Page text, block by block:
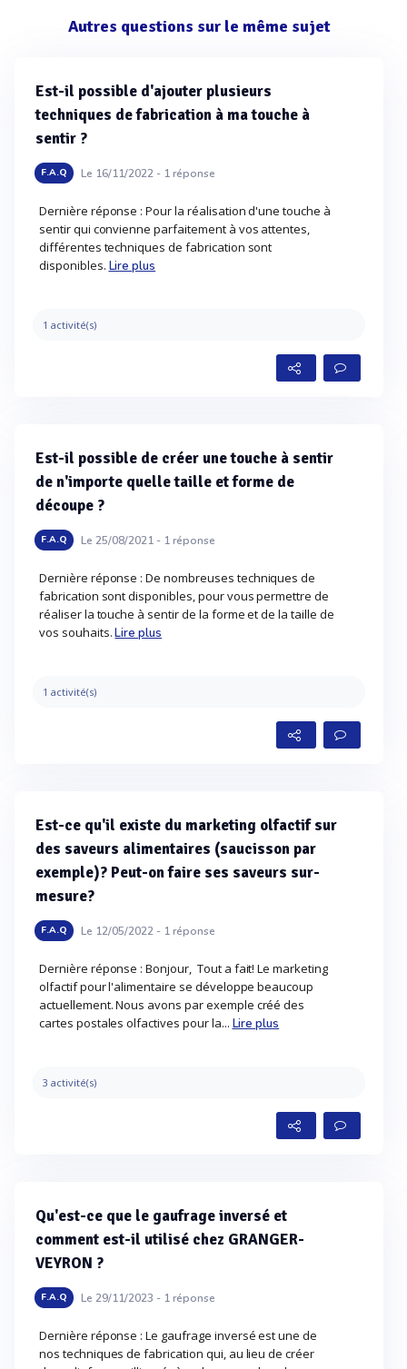
Autres questions sur le même sujet
Est-il possible d'ajouter plusieurs
techniques de fabrication à ma touche à
sentir ?
F.A.Q Le 16/11/2022 - 1réponse
Dernière réponse : Pour la réalisation d'une touche à
sentir qui convienne parfaitement à vos attentes,
différentes techniques de fabrication sont
disponibles. Lire plus
1 activité(s)
Est-il possible de créer une touche à sentir
de n'importe quelle taille et forme de
découpe ?
F.A.Q Le 25/08/2021 - 1réponse
Dernière réponse : De nombreuses techniques de
fabrication sont disponibles, pour vous permettre de
réaliser la touche à sentir de la forme et de la taille de
vos souhaits.Lire plus
1 activité(s)
Est-ce qu'il existe du marketing olfactif sur
des saveurs alimentaires (saucisson par
exemple)? Peut-on faire ses saveurs sur-
mesure?
F.A.Q Le 12/05/2022 - 1réponse
Dernière réponse : Bonjour, Tout a fait! Le marketing
olfactif pour l'alimentaire se développe beaucoup
actuellement. Nous avons par exemple créé des
cartes postales olfactives pour la... Lire plus
3 activité(s)
Qu'est-ce que le gaufrage inversé et
comment est-il utilisé chez GRANGER-
VEYRON ?
F.A.Q Le 29/11/2023 - 1réponse
Dernière réponse : Le gaufrage inversé est une de
nos techniques de fabrication qui, au lieu de créer